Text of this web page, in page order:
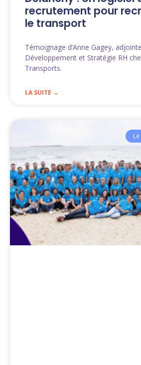
recrutement pour
le transport
Témoignage d’Anne Gagey,
Développement et Stratégie RH
Transports.
LA SUITE →